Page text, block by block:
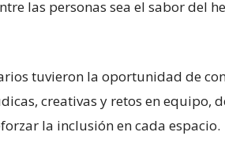
las personas sea el sabor del
tuvieron la oportunidad de
creativas y retos en equipo,
la inclusión en cada espacio.